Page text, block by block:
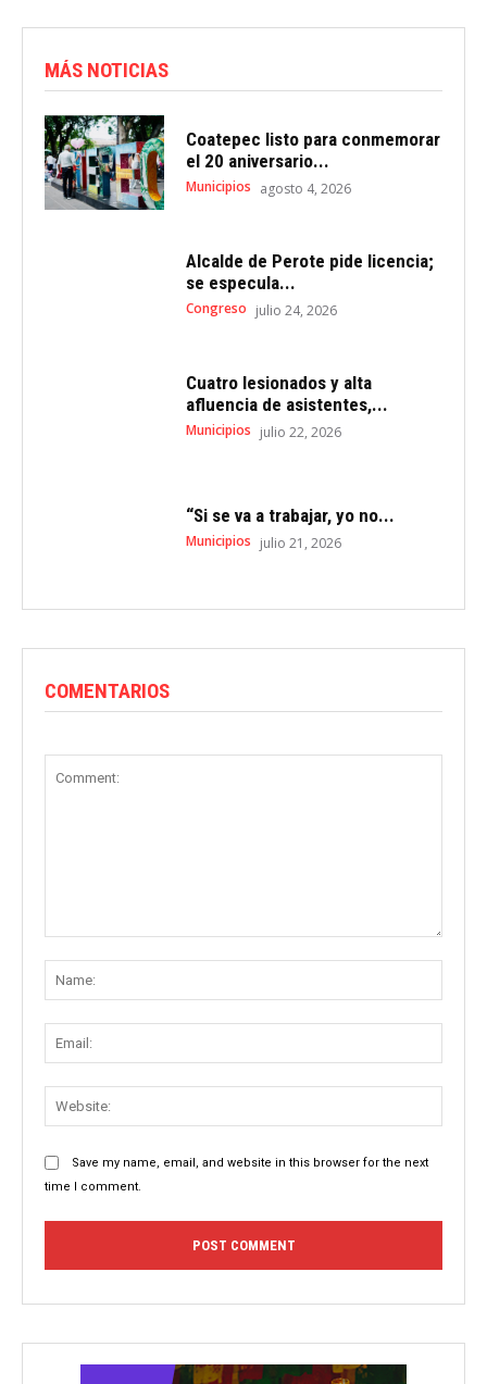
MÁS NOTICIAS
Coatepec listo para conmemorar
el 20 aniversario...
Municipios agosto 4, 2026
Alcalde de Perote pide licencia;
se especula...
Congreso julio 24, 2026
Cuatro lesionados y alta
afluencia de asistentes,...
Municipios julio 22, 2026
“Si se va a trabajar, yo no...
Municipios julio 21, 2026
COMENTARIOS
Save my name, email, and website in this browser for the next
time I comment.